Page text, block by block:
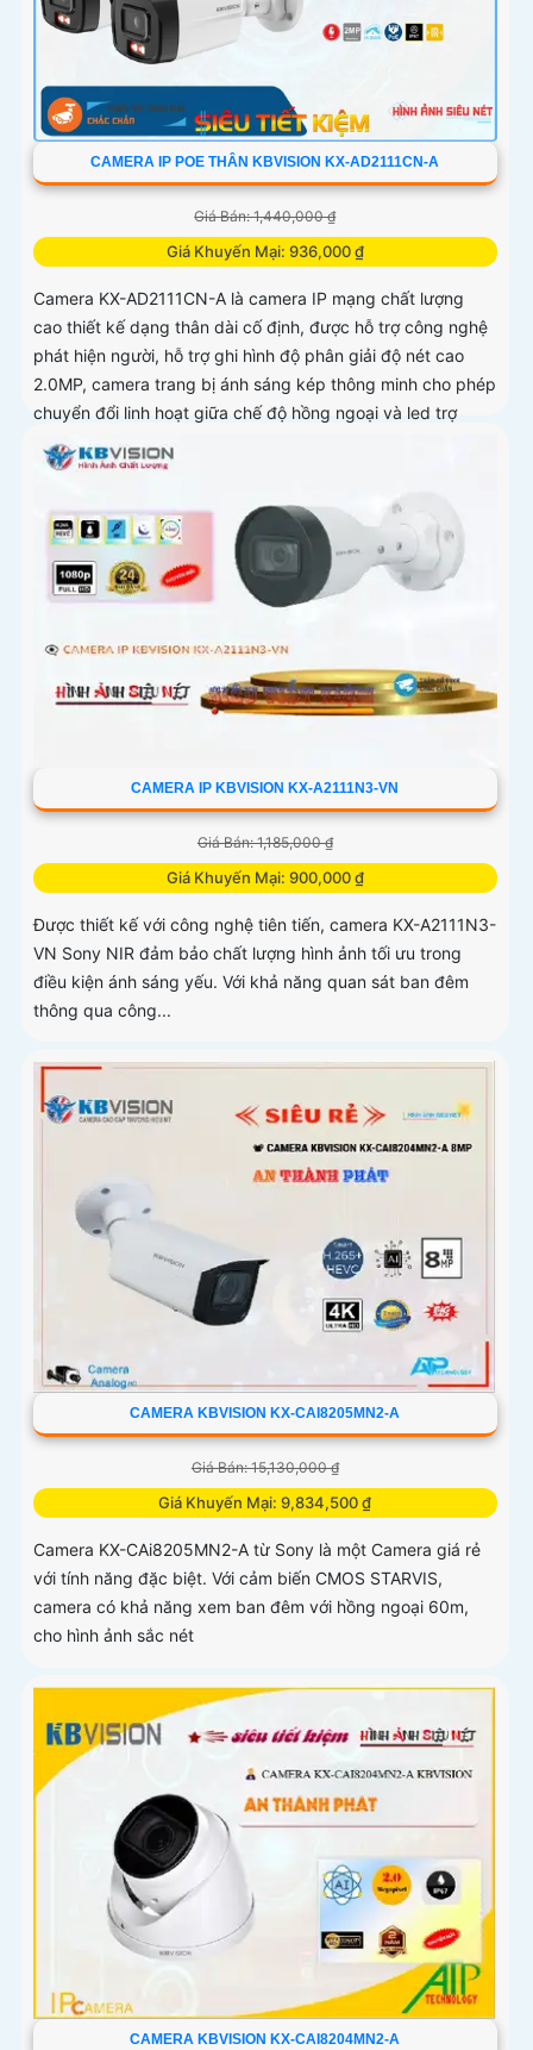
CAMERA IP POE THÂN KBVISION KX-AD2111CN-A
Giá Bán: 1,440,000 ₫
Giá Khuyến Mại: 936,000 ₫
Camera KX-AD2111CN-A là camera IP mạng chất lượng
cao thiết kế dạng thân dài cố định, được hỗ trợ công nghệ
phát hiện người, hỗ trợ ghi hình độ phân giải độ nét cao
2.0MP, camera trang bị ánh sáng kép thông minh cho phép
chuyển đổi linh hoạt giữa chế độ hồng ngoại và led trợ
sáng ban đêm, giúp giám sát bảo vệ an ninh ban đêm một
cách linh hoạt
CAMERA IP KBVISION KX-A2111N3-VN
Giá Bán: 1,185,000 ₫
Giá Khuyến Mại: 900,000 ₫
Được thiết kế với công nghệ tiên tiến, camera KX-A2111N3-
VN Sony NIR đảm bảo chất lượng hình ảnh tối ưu trong
điều kiện ánh sáng yếu. Với khả năng quan sát ban đêm
thông qua công...
CAMERA KBVISION KX-CAI8205MN2-A
Giá Bán: 15,130,000 ₫
Giá Khuyến Mại: 9,834,500 ₫
Camera KX-CAi8205MN2-A từ Sony là một Camera giá rẻ
với tính năng đặc biệt. Với cảm biến CMOS STARVIS,
camera có khả năng xem ban đêm với hồng ngoại 60m,
cho hình ảnh sắc nét
CAMERA KBVISION KX-CAI8204MN2-A